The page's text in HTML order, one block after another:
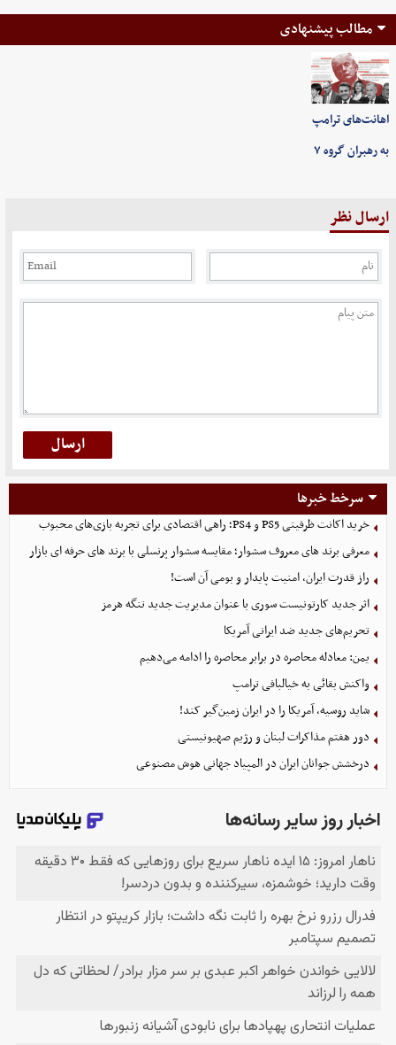
مطالب پیشنهادی
اهانت‌های ترامپ
به رهبران گروه ۷
ارسال نظر
سرخط خبرها
خرید اکانت ظرفیتی PS5 و PS4؛ راهی اقتصادی برای تجربه بازی‌های محبوب
معرفی برند های معروف سشوار؛ مقایسه سشوار پرنسلی با برند های حرفه ای بازار
راز قدرت ایران، امنیت پایدار و بومی آن است!
اثر جدید کارتونیست سوری با عنوان مدیریت جدید تنگه هرمز
تحریم‌های جدید ضد ایرانی آمریکا
یمن: معادله محاصره در برابر محاصره را ادامه می‌دهیم
واکنش بقائی به خیالبافی ترامپ
شاید روسیه، آمریکا را در ایران زمین‌گیر کند!
دور هفتم مذاکرات لبنان و رژیم صهیونیستی
درخشش جوانان ایران در المپیاد جهانی هوش مصنوعی